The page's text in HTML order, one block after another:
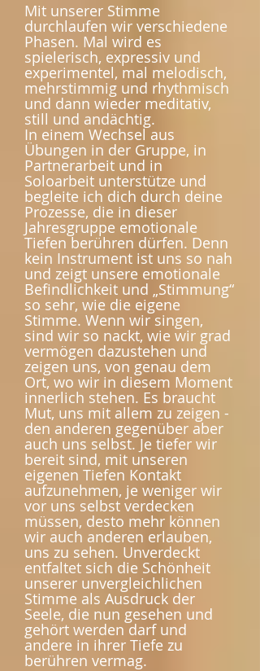
Mit unserer Stimme
durchlaufen wir verschiedene
Phasen. Mal wird es
spielerisch, expressiv und
experimentel, mal melodisch,
mehrstimmig und rhythmisch
und dann wieder meditativ,
still und andächtig.
In einem Wechsel aus
Übungen in der Gruppe, in
Partnerarbeit und in
Soloarbeit unterstütze und
begleite ich dich durch deine
Prozesse, die in dieser
Jahresgruppe emotionale
Tiefen berühren dürfen. Denn
kein Instrument ist uns so nah
und zeigt unsere emotionale
Befindlichkeit und „Stimmung“
so sehr, wie die eigene
Stimme. Wenn wir singen,
sind wir so nackt, wie wir grad
vermögen dazustehen und
zeigen uns, von genau dem
Ort, wo wir in diesem Moment
innerlich stehen. Es braucht
Mut, uns mit allem zu zeigen -
den anderen gegenüber aber
auch uns selbst. Je tiefer wir
bereit sind, mit unseren
eigenen Tiefen Kontakt
aufzunehmen, je weniger wir
vor uns selbst verdecken
müssen, desto mehr können
wir auch anderen erlauben,
uns zu sehen. Unverdeckt
entfaltet sich die Schönheit
unserer unvergleichlichen
Stimme als Ausdruck der
Seele, die nun gesehen und
gehört werden darf und
andere in ihrer Tiefe zu
berühren vermag.